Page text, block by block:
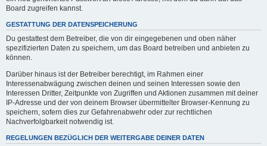
Board zugreifen kannst.
GESTATTUNG DER DATENSPEICHERUNG
Du gestattest dem Betreiber, die von dir eingegebenen und oben näher
spezifizierten Daten zu speichern, um das Board betreiben und anbieten zu
können.
Darüber hinaus ist der Betreiber berechtigt, im Rahmen einer
Interessenabwägung zwischen deinen und seinen Interessen sowie den
Interessen Dritter, Zeitpunkte von Zugriffen und Aktionen zusammen mit deiner
IP-Adresse und der von deinem Browser übermittelter Browser-Kennung zu
speichern, sofern dies zur Gefahrenabwehr oder zur rechtlichen
Nachverfolgbarkeit notwendig ist.
REGELUNGEN BEZÜGLICH DER WEITERGABE DEINER DATEN